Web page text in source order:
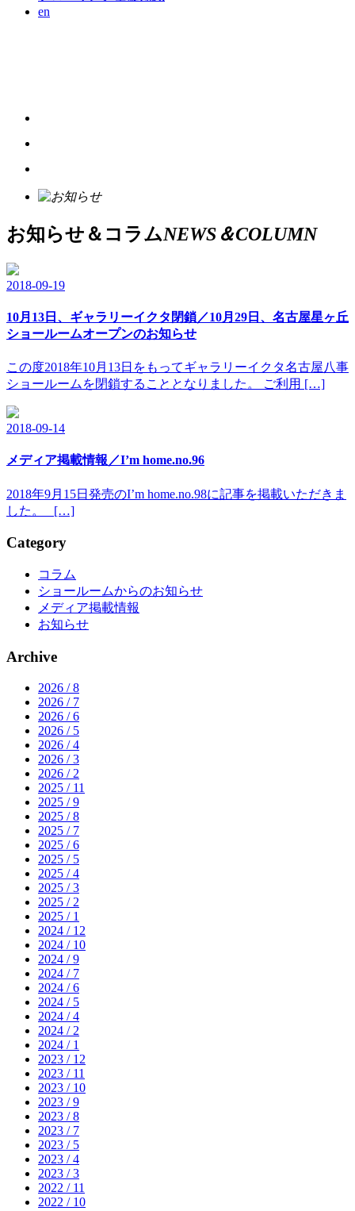
en
お知らせ＆コラムNEWS＆COLUMN
2018-09-19
10月13日、ギャラリーイクタ閉鎖／10月29日、名古屋星ヶ丘
ショールームオープンのお知らせ
この度2018年10月13日をもってギャラリーイクタ名古屋八事
ショールームを閉鎖することとなりました。 ご利用 […]
2018-09-14
メディア掲載情報／I’m home.no.96
2018年9月15日発売のI’m home.no.98に記事を掲載いただきま
した。 […]
Category
コラム
ショールームからのお知らせ
メディア掲載情報
お知らせ
Archive
2026 / 8
2026 / 7
2026 / 6
2026 / 5
2026 / 4
2026 / 3
2026 / 2
2025 / 11
2025 / 9
2025 / 8
2025 / 7
2025 / 6
2025 / 5
2025 / 4
2025 / 3
2025 / 2
2025 / 1
2024 / 12
2024 / 10
2024 / 9
2024 / 7
2024 / 6
2024 / 5
2024 / 4
2024 / 2
2024 / 1
2023 / 12
2023 / 11
2023 / 10
2023 / 9
2023 / 8
2023 / 7
2023 / 5
2023 / 4
2023 / 3
2022 / 11
2022 / 10